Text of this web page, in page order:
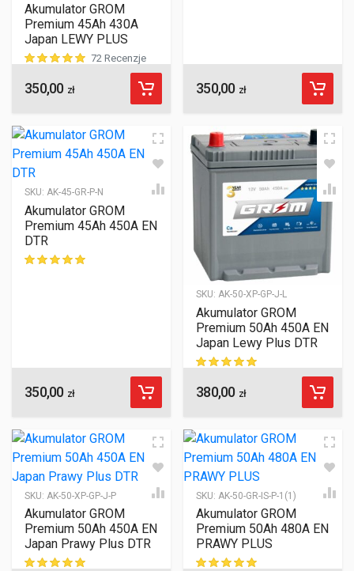
Akumulator GROM
Premium 45Ah 430A
Japan LEWY PLUS
ocen klientów
72 Recenzje
350,00 zł 350,00 zł
SKU: AK-45-GR-P-N
Akumulator GROM
Premium 45Ah 450A EN
DTR
350,00 zł
SKU: AK-50-XP-GP-J-L
Akumulator GROM
Premium 50Ah 450A EN
Japan Lewy Plus DTR
ocen klientów
380,00 zł
SKU: AK-50-XP-GP-J-P
Akumulator GROM
Premium 50Ah 450A EN
Japan Prawy Plus DTR
SKU: AK-50-GR-IS-P-1(1)
Akumulator GROM
Premium 50Ah 480A EN
PRAWY PLUS